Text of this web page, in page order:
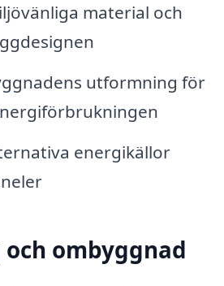
material och
utformning för
energikällor
ombyggnad